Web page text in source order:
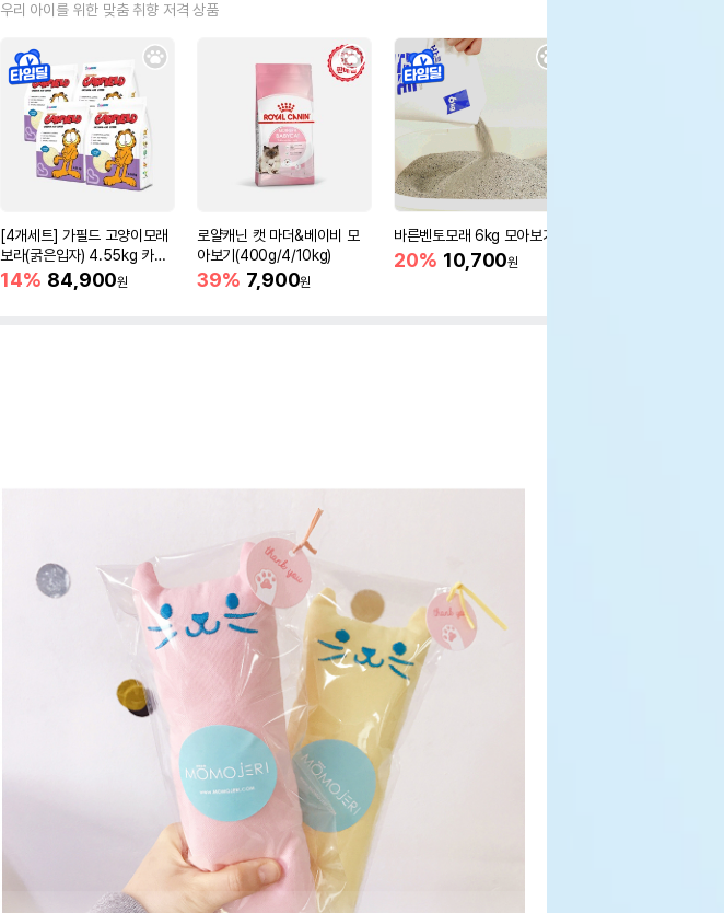
우리 아이를 위한 맞춤 취향 저격 상품
[4개세트] 가필드 고양이모래
보라(굵은입자) 4.55kg 카사
바모래
14% 84,900원
로얄캐닌 캣 마더&베이비 모
아보기(400g/4/10kg)
39% 7,900원
바른벤토모래 6kg 모아보기
20% 10,700원